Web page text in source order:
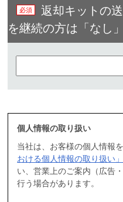
返却キットの
を継続の方は「なし
個人情報の取り扱い
当社は、お客様の個人情報を
おける個人情報の取り扱い」
い、営業上のご案内（広告
行う場合があります。